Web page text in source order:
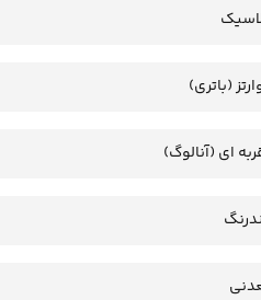
(باتری)
ای (آنالوگ)